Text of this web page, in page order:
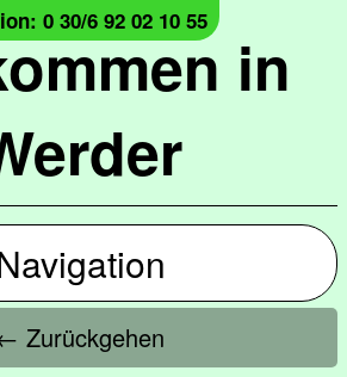
in
0 30/6 92 02 10 55
Zurückgehen